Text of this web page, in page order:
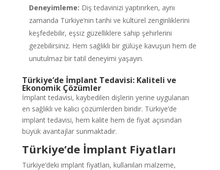
Deneyimleme: Diş tedavinizi yaptırırken, aynı
zamanda Türkiye’nin tarihi ve kültürel zenginliklerini
keşfedebilir, eşsiz güzelliklere sahip şehirlerini
gezebilirsiniz. Hem sağlıklı bir gülüşe kavuşun hem de
unutulmaz bir tatil deneyimi yaşayın.
Türkiye’de İmplant Tedavisi: Kaliteli ve
Ekonomik Çözümler
İmplant tedavisi, kaybedilen dişlerin yerine uygulanan
en sağlıklı ve kalıcı çözümlerden biridir. Türkiye’de
implant tedavisi, hem kalite hem de fiyat açısından
büyük avantajlar sunmaktadır.
Türkiye’de İmplant Fiyatları
Türkiye’deki implant fiyatları, kullanılan malzeme,